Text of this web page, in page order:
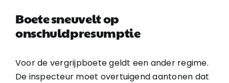
Boete sneuvelt op
onschuldpresumptie
Voor de vergrijpboete geldt een ander regime.
De inspecteur moet overtuigend aantonen dat